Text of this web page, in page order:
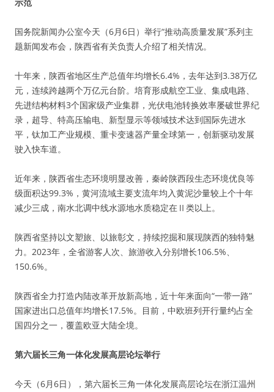
国务院新闻办公室今天（6月6日）举行“推动高质量发展”系列主
题新闻发布会，陕西省有关负责人介绍了相关情况。
十年来，陕西省地区生产总值年均增长6.4%，去年达到3.38万亿
元，连续跨越两个万亿元台阶。培育形成航空工业、集成电路、
先进结构材料3个国家级产业集群，光伏电池转换效率屡破世界纪
录，超导、特高压输电、新型显示等领域技术达到国际先进水
平，钛加工产业规模、重卡变速器产量全球第一，创新驱动发展
驶入快车道。
近年来，陕西省生态环境明显改善，秦岭陕西段生态环境优良等
级面积达99.3%，黄河流域主要支流年均入黄泥沙量较上个十年
减少三成，南水北调中线水源地水质稳定在Ⅱ类以上。
陕西省坚持以文塑旅、以旅彰文，持续挖掘和展现陕西的独特魅
力。2023年，全省游客人次、旅游收入分别增长106.5%、
150.6%。
陕西省全力打造内陆改革开放新高地，近十年来面向“一带一路”
国家进出口总值年均增长17.5%。目前，中欧班列开行量约占全
国四分之一，覆盖欧亚大陆全境。
第六届长三角一体化发展高层论坛举行
今天（6月6日），第六届长三角一体化发展高层论坛在浙江温州